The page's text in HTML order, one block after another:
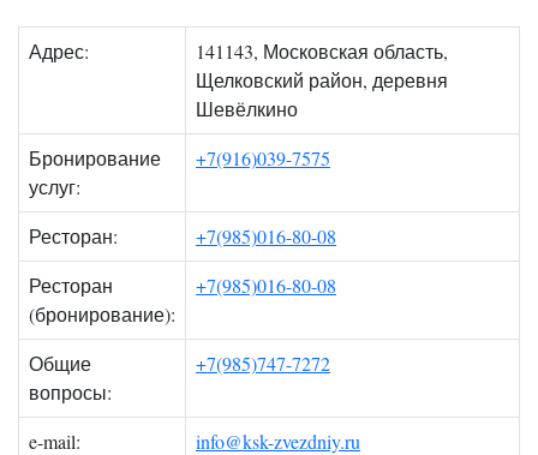
Адрес:
141143, Московская область,
Щелковский район, деревня
Шевёлкино
Бронирование
услуг:
+7(916)039-7575
Ресторан:
+7(985)016-80-08
Ресторан
(бронирование):
+7(985)016-80-08
Общие
вопросы:
+7(985)747-7272
e-mail:
info@ksk-zvezdniy.ru